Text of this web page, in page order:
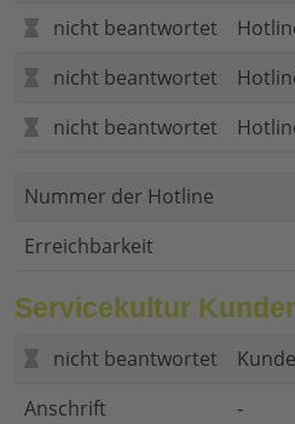
nicht beantwortet
nicht beantwortet
nicht beantwortet
Nummer der Hotline
Erreichbarkeit
Servicekultur
nicht beantwortet
Anschrift
-